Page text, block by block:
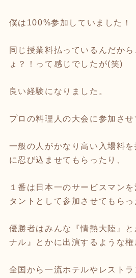
僕は100%参加していました！
同じ授業料払っているんだか
ょ？！って感じでしたが(笑)
良い経験になりました。
プロの料理人の大会に参加させ
一般の人がかなり高い入場料
に忍び込ませてもらったり、
１番は日本一のサービスマン
タントとして参加させてもらっ
優勝者はみんな『情熱大陸』
ナル』とかに出演するような権
全国から一流ホテルやレスト